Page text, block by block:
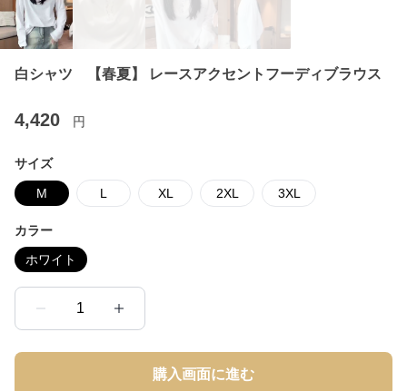
白シャツ 【春夏】 レースアクセントフーディブラウス
4,420 円
サイズ
M L XL 2XL 3XL
カラー
ホワイト
1
購入画面に進む